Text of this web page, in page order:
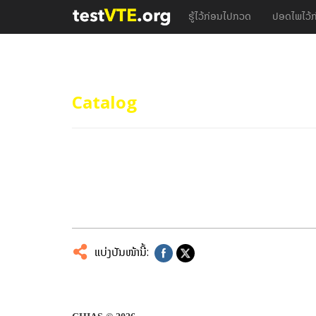
ຮູ້ໄວ້ກ່ອນໄປກວດ ປອດໄພໄວ້
Catalog
ແບ່ງປັນໜ້ານີ້: